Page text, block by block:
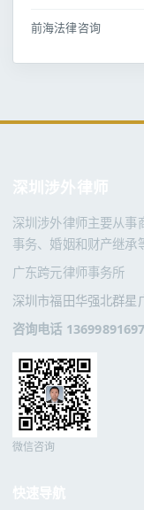
前海法律咨询
深圳涉外律师主要从事
事务、婚姻和财产继承
广东跨元律师事务所
深圳市福田华强北群星
咨询电话 13699891697
微信咨询